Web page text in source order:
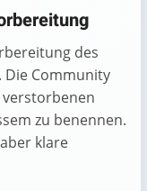
des
Die Community
zu benennen.
klare